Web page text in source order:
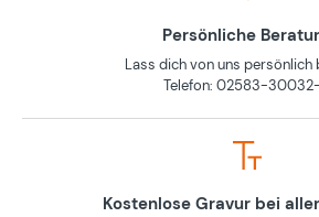
Persönliche
Lass dich von uns persönlich
Telefon: 02583-
Kostenlose Gravur bei